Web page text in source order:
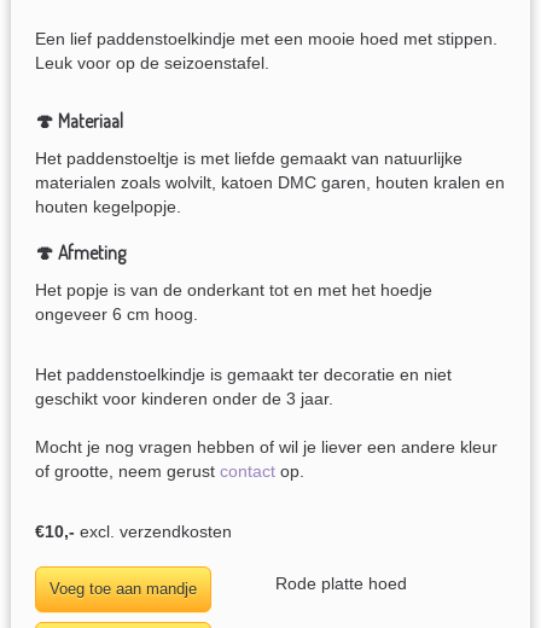
Een lief paddenstoelkindje met een mooie hoed met stippen.
Leuk voor op de seizoenstafel.
🍄 Materiaal
Het paddenstoeltje is met liefde gemaakt van natuurlijke
materialen zoals wolvilt, katoen DMC garen, houten kralen en
houten kegelpopje.
🍄 Afmeting
Het popje is van de onderkant tot en met het hoedje
ongeveer 6 cm hoog.
Het paddenstoelkindje is gemaakt ter decoratie en niet
geschikt voor kinderen onder de 3 jaar.
Mocht je nog vragen hebben of wil je liever een andere kleur
of grootte, neem gerust contactop.
€10,- excl. verzendkosten
Rode platte hoed